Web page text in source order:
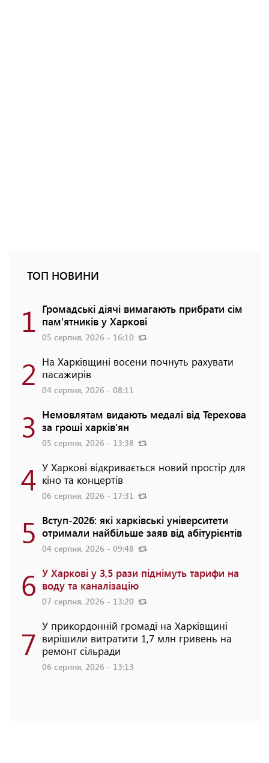
ТОП НОВИНИ
1 Громадські діячі вимагають прибрати сім
пам'ятників у Харкові
05 серпня, 2026 - 16:10
2 На Харківщині восени почнуть рахувати
пасажирів
04 серпня, 2026 - 08:11
3 Немовлятам видають медалі від Терехова
за гроші харків'ян
05 серпня, 2026 - 13:38
4 У Харкові відкривається новий простір для
кіно та концертів
06 серпня, 2026 - 17:31
5 Вступ-2026: які харківські університети
отримали найбільше заяв від абітурієнтів
04 серпня, 2026 - 09:48
6 У Харкові у 3,5 рази піднімуть тарифи на
воду та каналізацію
07 серпня, 2026 - 13:20
7 У прикордонній громаді на Харківщині
вирішили витратити 1,7 млн гривень на
ремонт сільради
06 серпня, 2026 - 13:13